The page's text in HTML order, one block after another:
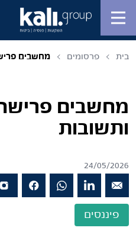
בית פרסומים מחשבים
מחשבים
ותשובות
24/05/2026
פיננסים